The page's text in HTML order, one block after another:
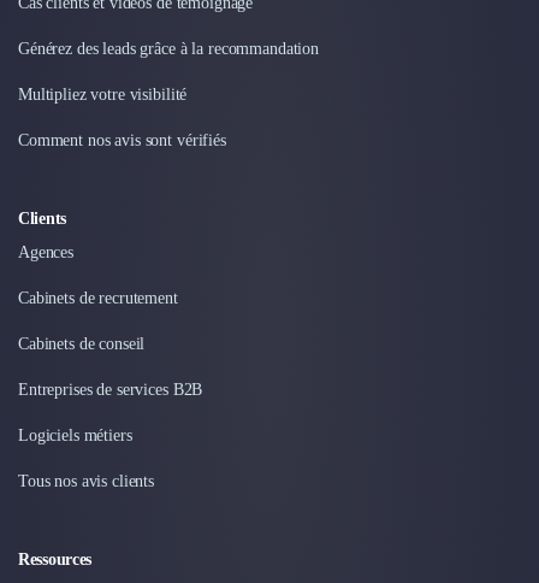
Générez des leads grâce à la recommandation
Multipliez votre visibilité
Comment nos avis sont vérifiés
Clients
Agences
Cabinets de recrutement
Cabinets de conseil
Entreprises de services B2B
Logiciels métiers
Tous nos avis clients
Ressources